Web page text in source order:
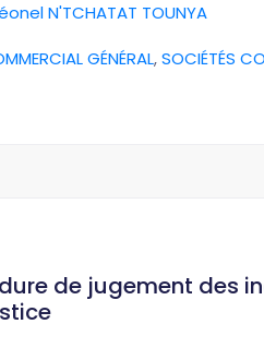
N'TCHATAT TOUNYA
GÉNÉRAL,SOCIÉTÉS
de jugement des